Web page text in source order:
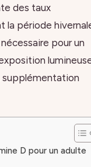
des taux
la période
pour un
supplémentation
D pour un adulte